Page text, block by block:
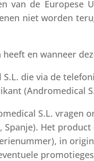
van de Europese
niet worden
en wanneer
die via de
(Andromedical
S.L. vragen
Het
in